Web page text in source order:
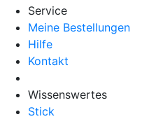
Service
Meine Bestellungen
Hilfe
Kontakt
Wissenswertes
Stick